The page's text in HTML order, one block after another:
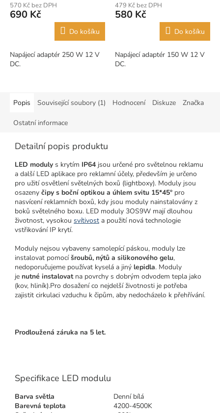
570 Kč bez DPH
690 Kč
Do košíku
Napájecí adaptér 250 W 12 V
DC.
479 Kč bez DPH
580 Kč
Do košíku
Napájecí adaptér 150 W 12 V
DC.
Popis Související soubory (1) Hodnocení Diskuze Značka
Ostatní informace
Detailní popis produktu
LED moduly s krytím IP64 jsou určené pro světelnou reklamu
a další LED aplikace pro reklamní účely, především je určeno
pro užití osvětlení světelných boxů (lightboxy). Moduly jsou
osazeny čipy s boční optikou a úhlem svitu 15*45° pro
nasvícení reklamních boxů, kdy jsou moduly nainstalovány z
boků světelného boxu. LED moduly 3OS9W mají dlouhou
životnost, vysokou svítivost a použití nová technologie
vstřikování IP krytí.
Moduly nejsou vybaveny samolepící páskou, moduly lze
instalovat pomocí šroubů, nýtů a silikonového gelu,
nedoporučujeme používat kyselá a jiný lepidla. Moduly
je nutné instalovat na povrchy s dobrým odvodem tepla jako
(kov, hliník).Pro dosažení co nejdelší životnosti je potřeba
zajistit cirkulaci vzduchu k čipům, aby nedocházelo k přehřívání.
Prodloužená záruka na 5 let.
Specifikace LED modulu
Barva světla
Denní bílá
Barevná teplota
4200-4500K